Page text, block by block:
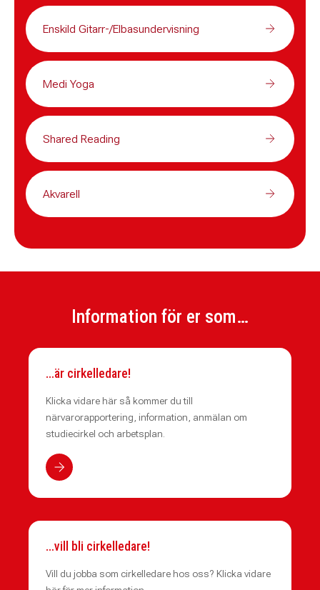
Enskild Gitarr-/Elbasundervisning
Medi Yoga
Shared Reading
Akvarell
Information för er som…
…är cirkelledare!
Klicka vidare här så kommer du till
närvarorapportering, information, anmälan om
studiecirkel och arbetsplan.
…vill bli cirkelledare!
Vill du jobba som cirkelledare hos oss? Klicka vidare